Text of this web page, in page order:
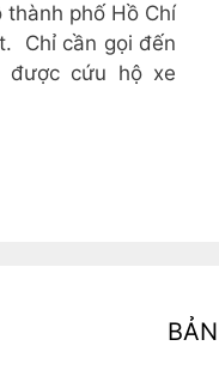
phố Hồ Chí
Chỉ cần gọi đến
được cứu hộ xe